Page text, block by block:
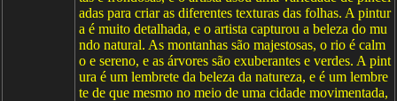
adas para criar as diferentes texturas das folhas. A pintur
a é muito detalhada, e o artista capturou a beleza do mu
ndo natural. As montanhas são majestosas, o rio é calm
o e sereno, e as árvores são exuberantes e verdes. A pint
ura é um lembrete da beleza da natureza, e é um lembre
te de que mesmo no meio de uma cidade movimentada,